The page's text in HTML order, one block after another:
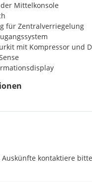
Mittelkonsole
für Zentralverriegelung
mit Kompressor und
manuell
in Wagenfarbe lackiert
längs- und
mit
und
ab der B-Säule
kontaktiere